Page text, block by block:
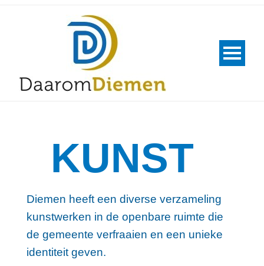
KUNST
Diemen heeft een diverse verzameling
kunstwerken in de openbare ruimte die
de gemeente verfraaien en een unieke
identiteit geven.